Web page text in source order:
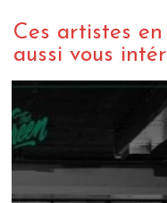
Ces artistes
aussi vous